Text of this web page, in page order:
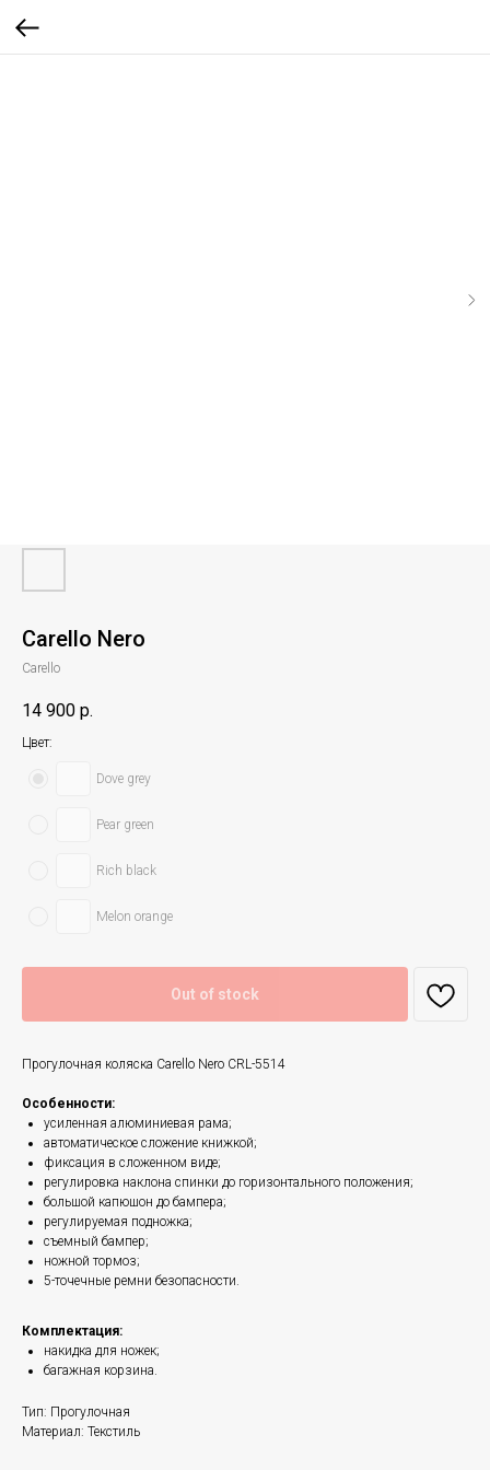
Carello Nero
Carello
14 900 р.
Цвет:
Dove grey
Pear green
Rich black
Melon orange
Out of stock
Прогулочная коляска Carello Nero CRL-5514
Особенности:
усиленная алюминиевая рама;
автоматическое сложение книжкой;
фиксация в сложенном виде;
регулировка наклона спинки до горизонтального положения;
большой капюшон до бампера;
регулируемая подножка;
съемный бампер;
ножной тормоз;
5-точечные ремни безопасности.
Комплектация:
накидка для ножек;
багажная корзина.
Тип: Прогулочная
Материал: Текстиль